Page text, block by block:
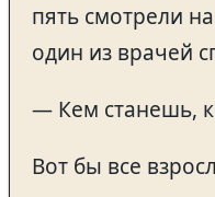
пять смотрели
один из врачей
— Кем станешь,
Вот бы все